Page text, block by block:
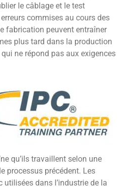
le câblage et le test
commises au cours des
fabrication peuvent entraîner
plus tard dans la production
ne répond pas aux exigences
qu’ils travaillent selon une
processus précédent. Les
utilisées dans l’industrie de la